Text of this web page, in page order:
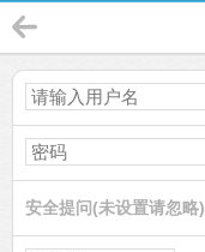
安全提问(未设置请忽略)